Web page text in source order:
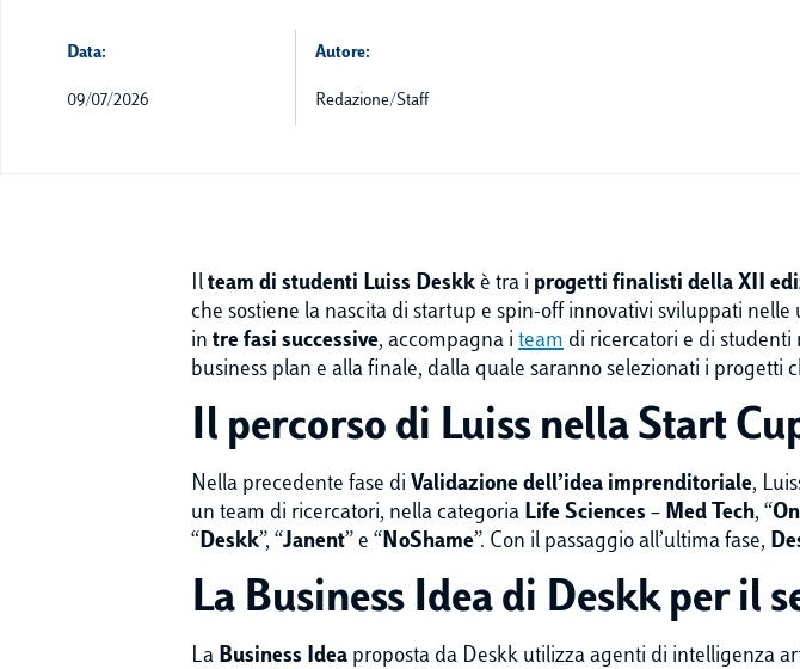
Data:
09/07/2026
Autore:
Redazione/Staff
Il team di studenti Luiss Deskk è tra i progetti finalisti della XII
che sostiene la nascita di startup e spin-off innovativi sviluppati
in tre fasi successive, accompagna i team di ricercatori e di
business plan e alla finale, dalla quale saranno selezionati i progetti
Il percorso di Luiss nella Start
Nella precedente fase di Validazione dell’idea imprenditoriale,
un team di ricercatori, nella categoria Life Sciences – Med Tech, “
“Deskk”, “Janent” e “NoShame”. Con il passaggio all’ultima fase,
La Business Idea di Deskk per il
La Business Idea proposta da Deskk utilizza agenti di intelligenza